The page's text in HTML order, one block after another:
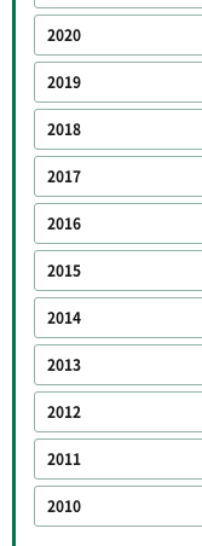
2020
2019
2018
2017
2016
2015
2014
2013
2012
2011
2010